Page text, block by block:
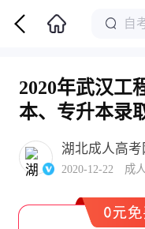
2020年武汉工
本、专升本录
湖北成人高考
2020-12-22 成